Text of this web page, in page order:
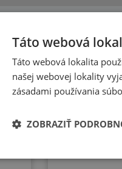
Táto webová
Táto webová lokalita
našej webovej lokality
zásadami používania
ZOBRAZIŤ